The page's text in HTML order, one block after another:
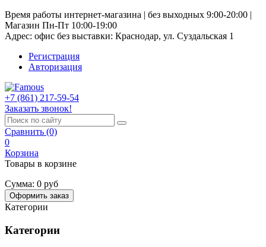
Время работы интернет-магазина | без выходных 9:00-20:00 |
Магазин Пн-Пт 10:00-19:00
Адрес: офис без выставки: Краснодар, ул. Суздальская 1
Регистрация
Авторизация
+7 (861) 217-59-54
Заказать звонок!
Сравнить (0)
0
Корзина
Товары в корзине
Сумма: 0 руб
Оформить заказ
Категории
Категории